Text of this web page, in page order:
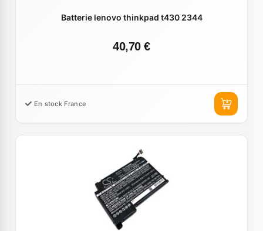
Batterie lenovo thinkpad t430 2344
40,70 €
En stock France